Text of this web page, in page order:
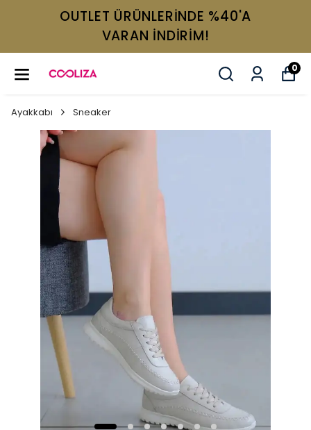
OUTLET ÜRÜNLERİNDE %40'A
VARAN İNDİRİM!
0
Ayakkabı Sneaker